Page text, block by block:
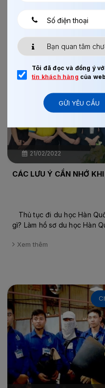
BÀI VIẾT LIÊN
21/02/2022
CÁC LƯU Ý CẦN NHỚ
Thủ tục đi du học Hàn
gì? Làm hồ sơ du học Hàn
Xem thêm
Tôi đã đọc và đồng ý
tin khách hàng của
GỬI YÊU CẦU